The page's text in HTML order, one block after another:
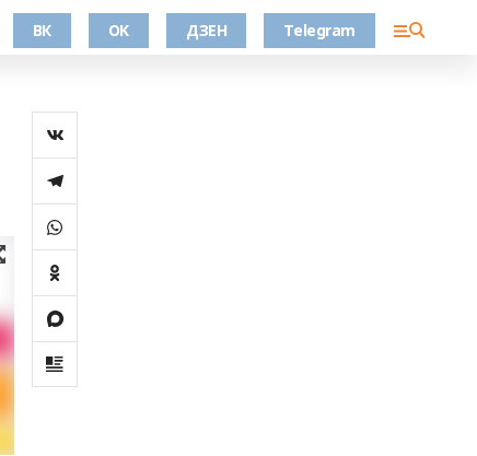
ВК OK ДЗЕН Telegram